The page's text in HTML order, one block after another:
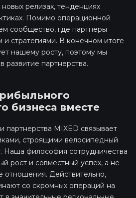
релизах, тенденциях
Помимо операционной
сообщество, где партнеры
стратегиями. В конечном итоге
нашему росту, поэтому мы
развитие партнерства.
бизнеса вместе
партнерства MIXED связывает
строящими велосипедный
Наша философия сотрудничества
рост и совместный успех, а не
отношения. Действительно,
со скромных операций на